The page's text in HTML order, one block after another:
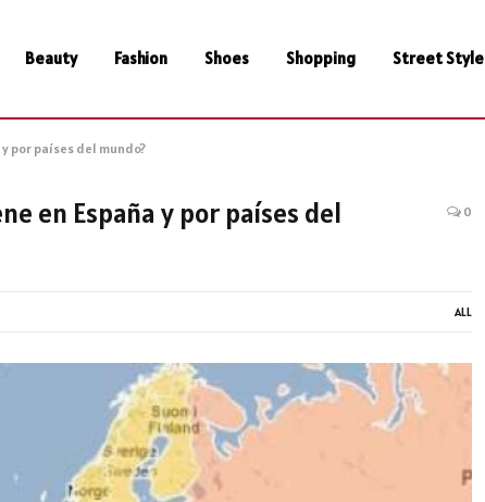
Beauty Fashion Shoes Shopping Street Style
por países del mundo?
en España y por países del
0
ALL